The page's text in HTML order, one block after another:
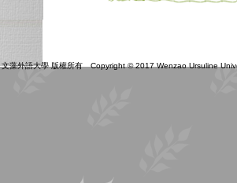
文藻外語大學 版權所有 Copyright © 2017 Wenzao Ursuline